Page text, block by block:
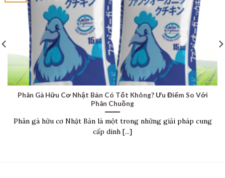
Phân Gà Hữu Cơ Nhật Bản Có Tốt Không? Ưu Điểm So Với
Phân Chuồng
Phân gà hữu cơ Nhật Bản là một trong những giải pháp cung
cấp dinh [...]